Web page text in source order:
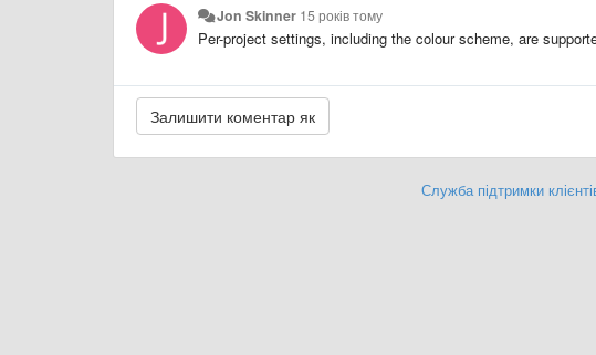
Jon Skinner 15 років тому
Per-project settings, including the colour scheme, are
Служба підтримки